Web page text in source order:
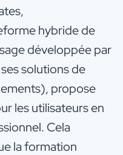
hybride de
développée par
solutions de
propose
les utilisateurs en
Cela
la formation